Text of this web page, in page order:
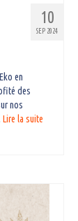
10
SEP 2024
en
des
nos
Lire la suite­­